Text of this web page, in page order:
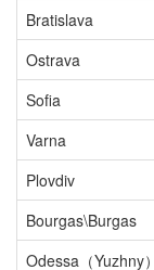
Bratislava
Ostrava
Sofia
Varna
Plovdiv
Bourgas\Burgas
Odessa（Yuzhny）